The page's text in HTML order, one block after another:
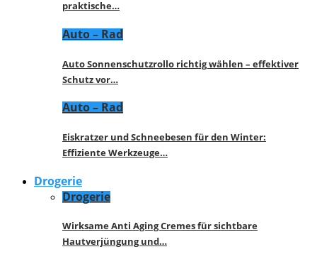
praktische…
Auto – Rad
Auto Sonnenschutzrollo richtig wählen – effektiver
Schutz vor…
Auto – Rad
Eiskratzer und Schneebesen für den Winter:
Effiziente Werkzeuge…
Drogerie
Drogerie
Wirksame Anti Aging Cremes für sichtbare
Hautverjüngung und…